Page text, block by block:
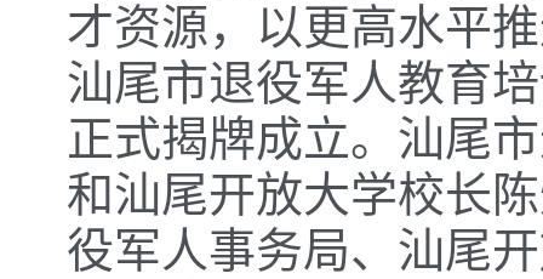
才资源，以更高水平
汕尾市退役军人教育
正式揭牌成立。汕尾
和汕尾开放大学校长
役军人事务局、汕尾